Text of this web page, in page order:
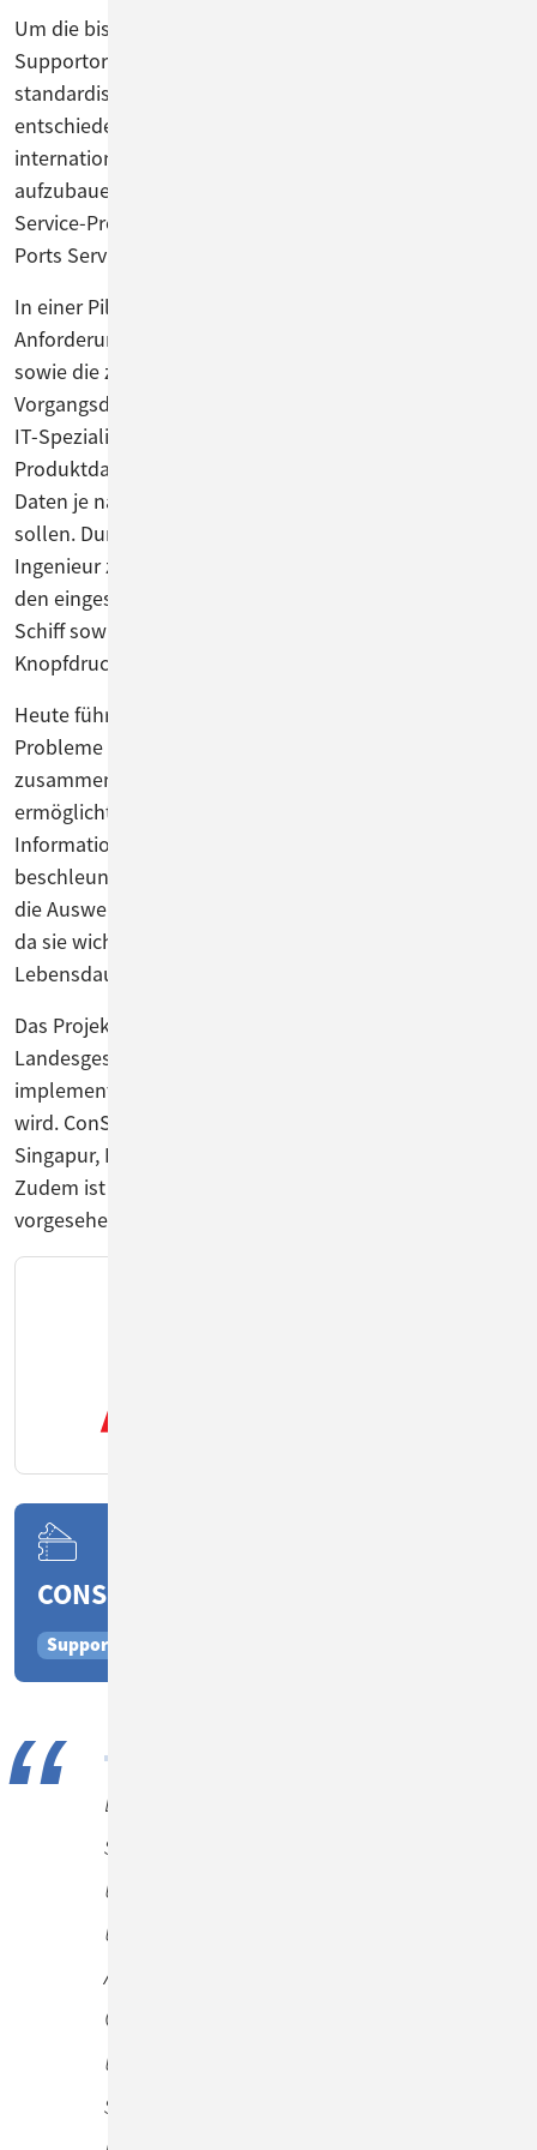
Um die bisher heterogene 7x24-Service- und
Supportorganisation länderübergreifend zu
standardisieren, hat sich ABB für ConSol CM
entschieden. Die BPM-Lösung ermöglicht ABB,
international eine einheitliche Prozessorganisation
aufzubauen und alle Support-, Garantie,- und On-Site-
Service-Prozesse des Geschäftsbereiches "Marine and
Ports Service" zentral zu managen.
In einer Pilotinstallation hat ConSol auf Basis der ABB-
Anforderungen die Support- und Garantieprozesse
sowie die zugehörige Kunden- und
Vorgangsdatenstruktur definiert. Weiterhin haben die
IT-Spezialisten die Struktur der Schnittstelle zur ABB-
Produktdatenbank festgelegt und bestimmt, welche
Daten je nach Prozess an ConSol CM übergeben werden
sollen. Durch diese Anbindung erhält jeder zuständige
Ingenieur zu jedem Vorgang die notwendigen Daten zu
den eingesetzten ABB-Produkten, dem zugehörigen
Schiff sowie die Kontaktdaten der Ansprechpartner per
Knopfdruck und auf einen Blick.
Heute führt ConSol CM alle Vorgänge, technischen
Probleme und Daten in einer zentralen Datenbank
zusammen, was länderübergreifende Analysen
ermöglicht. Dass bei Problemen alle relevanten
Informationen schnell zur Verfügung stehen,
beschleunigt deren Behebung weltweit. Auch dienen
die Auswertung dem internen Qualitätsmanagement,
da sie wichtige Hinweise auf die Qualität und
Lebensdauer der ABB-Produkte liefern.
Das Projekt wird von der norwegischen ABB-
Landesgesellschaft bereut, wo ConSol CM
implementiert ist und zentral administriert und gepflegt
wird. ConSol CM kommt derzeit in Norwegen, Finnland,
Singapur, Italien und 14 weiteren Ländern zum Einsatz.
Zudem ist die Einrichtung eines Self-Service-Portals
vorgesehen.
CONSOL CM EINSATZGEBIETE
Support-, Garantie- und OnSite-Service-Prozesse
Die Software ist so flexibel, dass
sie alle Prozess-Anforderungen
und Vorgaben einfach abbilden
und individuell umsetzen kann.
Auch ist der Web-Client von
ConSol CM so einfach und
übersichtlich, dass er eine
schnelle Einarbeitung unserer